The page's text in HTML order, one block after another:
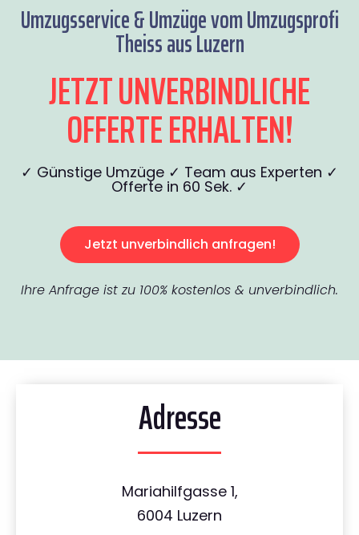
Umzugsservice & Umzüge vom Umzugsprofi
Theiss aus Luzern
JETZT UNVERBINDLICHE
OFFERTE ERHALTEN!
✓ Günstige Umzüge ✓ Team aus Experten ✓
Offerte in 60 Sek. ✓
Jetzt unverbindlich anfragen!
Ihre Anfrage ist zu 100% kostenlos & unverbindlich.
Adresse
Mariahilfgasse 1,
6004 Luzern